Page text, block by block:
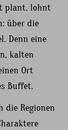
plant, lohnt
über die
Denn eine
kalten
Ort
Buffet.
Regionen